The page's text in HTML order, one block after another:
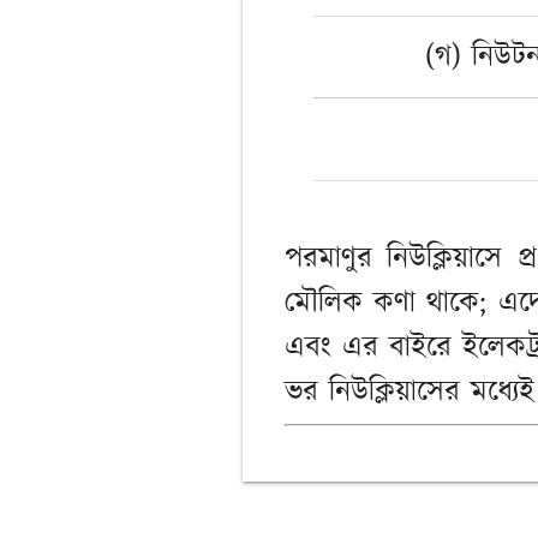
(গ)
পরমাণুর নিউক্লিয়াসে
মৌলিক কণা থাকে;
এবং এর বাইরে
ভর নিউক্লিয়াসের